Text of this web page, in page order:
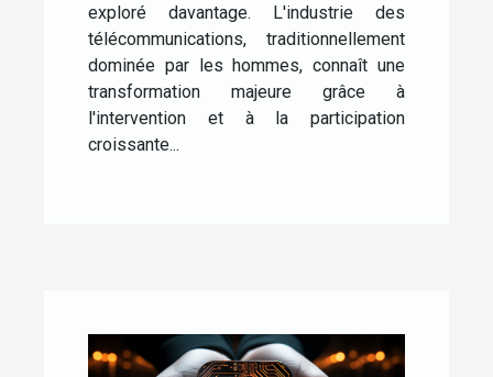
exploré davantage. L'industrie des
télécommunications, traditionnellement
dominée par les hommes, connaît une
transformation majeure grâce à
l'intervention et à la participation
croissante...